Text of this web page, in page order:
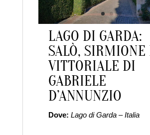
LAGO DI GARDA:
SALÒ,
VITTORIALE DI
GABRIELE
D’ANNUNZIO
Dove: Lago di Garda – Italia